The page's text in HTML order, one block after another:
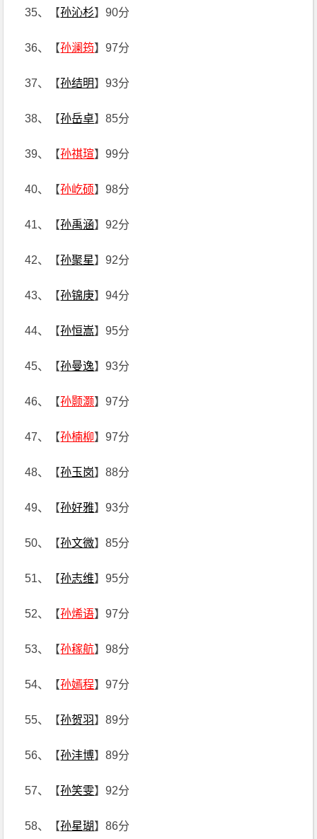
35、【孙沁杉】90分
36、【孙澜筠】97分
37、【孙结明】93分
38、【孙岳卓】85分
39、【孙祺瑄】99分
40、【孙屹硕】98分
41、【孙禹涵】92分
42、【孙聚星】92分
43、【孙锦庚】94分
44、【孙恒嵩】95分
45、【孙曼逸】93分
46、【孙颢灏】97分
47、【孙楠柳】97分
48、【孙玉岗】88分
49、【孙好雅】93分
50、【孙文微】85分
51、【孙志维】95分
52、【孙烯语】97分
53、【孙稼航】98分
54、【孙嫣程】97分
55、【孙贺羽】89分
56、【孙沣博】89分
57、【孙笑雯】92分
58、【孙星瑚】86分